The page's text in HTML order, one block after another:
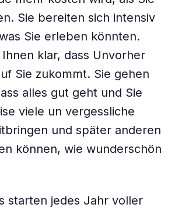
Sie bereiten sich intensiv
Sie erleben könnten.
klar, dass Unvorher
Sie zukommt. Sie gehen
alles gut geht und Sie
viele un vergessliche
und später anderen
können, wie wunderschön
starten jedes Jahr voller